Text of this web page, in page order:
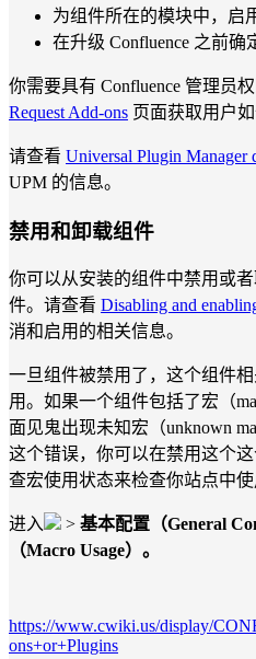
为组件所在的模块中，启
在升级 Confluence 之前确
你需要具有 Confluence 管理员
Request Add-ons 页面获取用户
请查看 Universal Plugin Manager
UPM 的信息。
禁用和卸载组件
你可以从安装的组件中禁用或
件。请查看 Disabling and
消和启用的相关信息。
一旦组件被禁用了，这个组件
用。如果一个组件包括了宏（
面见鬼出现未知宏（unknown
这个错误，你可以在禁用这个
查宏使用状态来检查你站点中使
进入 > 基本配置（General
（Macro Usage）。
https://www.cwiki.us/display/
ons+or+Plugins